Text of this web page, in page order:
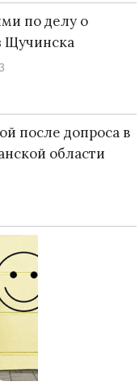
по делу о
Щучинска
после допроса в
области